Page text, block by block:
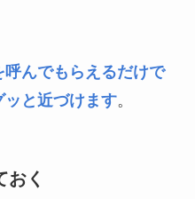
呼んでもらえるだけで
ッと近づけます。
おく